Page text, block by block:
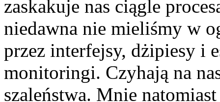
zaskakuje nas ciągle
niedawna nie mieliśmy w
przez interfejsy, dżipiesy i
monitoringi. Czyhają na
szaleństwa. Mnie